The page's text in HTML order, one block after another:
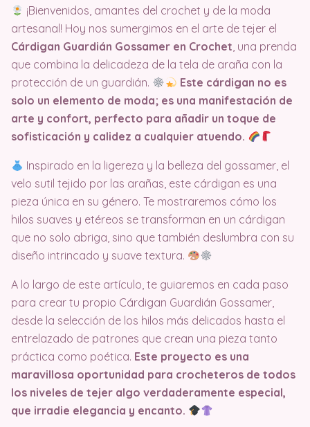
¡Bienvenidos, amantes del crochet y de la moda
artesanal! Hoy nos sumergimos en el arte de tejer el
Cárdigan Guardián Gossamer en Crochet, una prenda
que combina la delicadeza de la tela de araña con la
protección de un guardián.
Este cárdigan no es
solo un elemento de moda; es una manifestación de
arte y confort, perfecto para añadir un toque de
sofisticación y calidez a cualquier atuendo.
Inspirado en la ligereza y la belleza del gossamer, el
velo sutil tejido por las arañas, este cárdigan es una
pieza única en su género. Te mostraremos cómo los
hilos suaves y etéreos se transforman en un cárdigan
que no solo abriga, sino que también deslumbra con su
diseño intrincado y suave textura.
A lo largo de este artículo, te guiaremos en cada paso
para crear tu propio Cárdigan Guardián Gossamer,
desde la selección de los hilos más delicados hasta el
entrelazado de patrones que crean una pieza tanto
práctica como poética. Este proyecto es una
maravillosa oportunidad para crocheteros de todos
los niveles de tejer algo verdaderamente especial,
que irradie elegancia y encanto.